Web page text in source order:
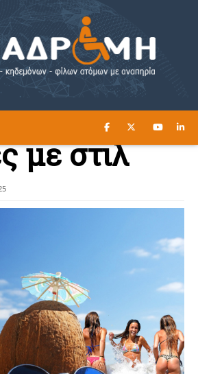
ΔΙΑΒΑΣΤΕ ΕΔΩ ►
με στιλ